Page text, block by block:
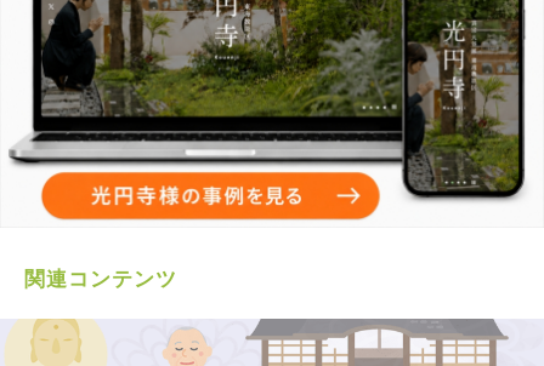
関連コンテンツ